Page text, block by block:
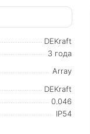
DEKraft
3 года
Array
DEKraft
0.046
IP54